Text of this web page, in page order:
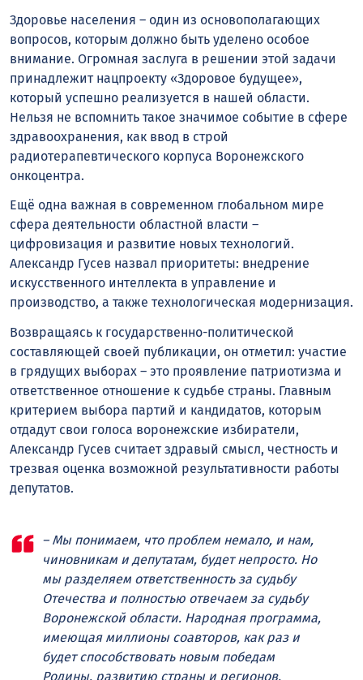
Здоровье населения – один из основополагающих
вопросов, которым должно быть уделено особое
внимание. Огромная заслуга в решении этой задачи
принадлежит нацпроекту «Здоровое будущее»,
который успешно реализуется в нашей области.
Нельзя не вспомнить такое значимое событие в сфере
здравоохранения, как ввод в строй
радиотерапевтического корпуса Воронежского
онкоцентра.
Ещё одна важная в современном глобальном мире
сфера деятельности областной власти –
цифровизация и развитие новых технологий.
Александр Гусев назвал приоритеты: внедрение
искусственного интеллекта в управление и
производство, а также технологическая модернизация.
Возвращаясь к государственно-политической
составляющей своей публикации, он отметил: участие
в грядущих выборах – это проявление патриотизма и
ответственное отношение к судьбе страны. Главным
критерием выбора партий и кандидатов, которым
отдадут свои голоса воронежские избиратели,
Александр Гусев считает здравый смысл, честность и
трезвая оценка возможной результативности работы
депутатов.
– Мы понимаем, что проблем немало, и нам,
чиновникам и депутатам, будет непросто. Но
мы разделяем ответственность за судьбу
Отечества и полностью отвечаем за судьбу
Воронежской области. Народная программа,
имеющая миллионы соавторов, как раз и
будет способствовать новым победам
Родины, развитию страны и регионов,